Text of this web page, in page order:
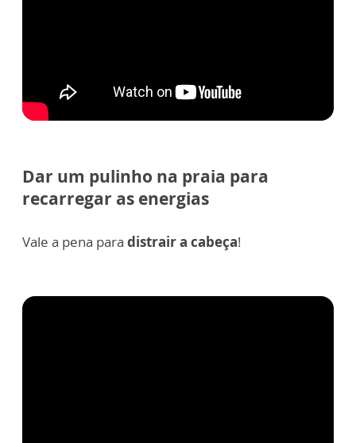
Dar um pulinho na praia para
recarregar as energias
Vale a pena para distrair a cabeça!